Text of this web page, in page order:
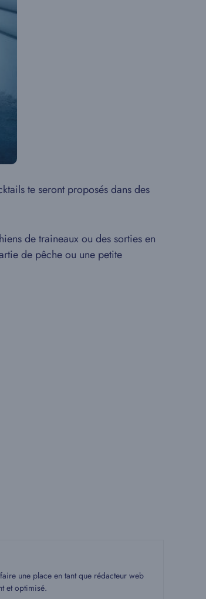
te seront proposés dans des
de traineaux ou des sorties en
de pêche ou une petite
une place en tant que rédacteur web
et optimisé.